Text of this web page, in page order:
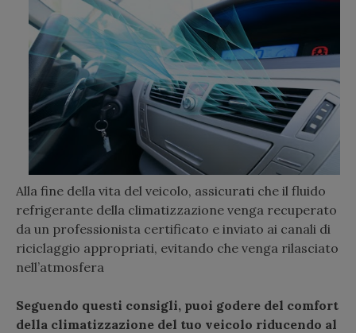
Alla fine della vita del veicolo, assicurati che il fluido
refrigerante della climatizzazione venga recuperato
da un professionista certificato e inviato ai canali di
riciclaggio appropriati, evitando che venga rilasciato
nell’atmosfera
Seguendo questi consigli, puoi godere del comfort
della climatizzazione del tuo veicolo riducendo al